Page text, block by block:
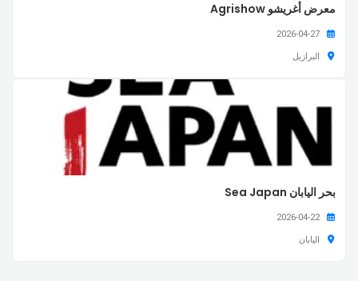
معرض أغريشو Agrishow
البرازيل
بحر اليابان Sea Japan
2026-04-22
اليابان